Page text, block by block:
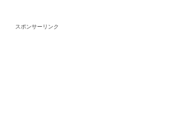
スポンサーリンク